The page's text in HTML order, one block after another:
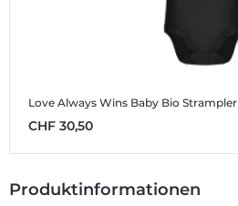
Love Always Wins Baby Bio Strampler
CHF 30,50
Produktinformationen